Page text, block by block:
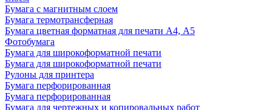
Бумага с магнитным слоем
Бумага термотрансферная
Бумага цветная форматная для печати А4, А5
Фотобумага
Бумага для широкоформатной печати
Бумага для широкоформатной печати
Рулоны для принтера
Бумага перфорированная
Бумага перфорированная
Бумага для чертежных и копировальных работ